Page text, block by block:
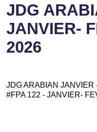
JDG
JANVIER-
2026
JDG ARABIAN JANVIER
#FPA 122 - JANVIER-